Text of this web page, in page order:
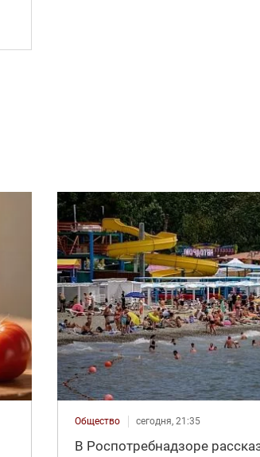
Общество сегодня, 21:35
В Роспотребнадзоре